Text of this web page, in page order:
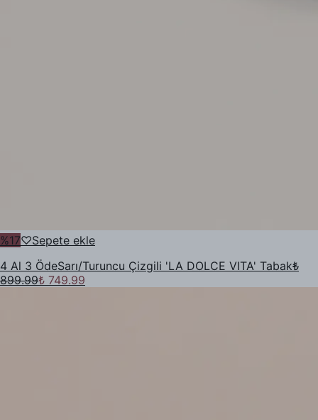
%17♡Sepete ekle
4 Al 3 ÖdeSarı/Turuncu Çizgili 'LA DOLCE VITA' Tabak₺
899.99₺ 749.99